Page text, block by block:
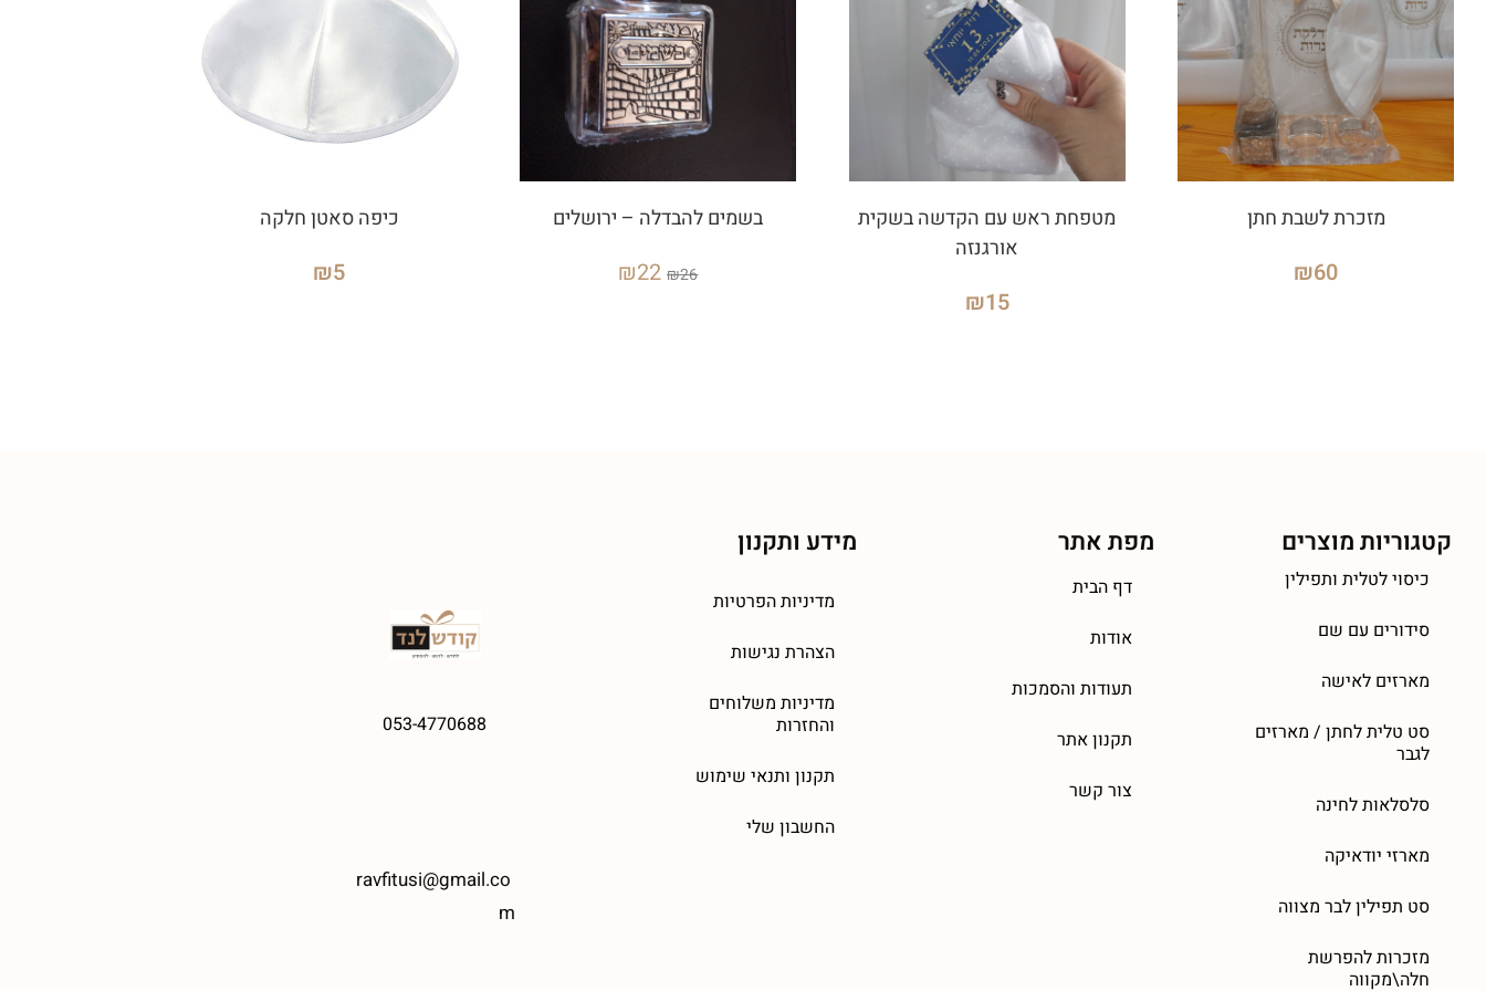
מזכרת לשבת חתן
₪60
מטפחת ראש עם הקדשה בשקית
אורגנזה
₪15
בשמים להבדלה – ירושלים
₪26
₪22
כיפה סאטן חלקה
₪5
קטגוריות מוצרים
כיסוי לטלית ותפילין
סידורים עם שם
מארזים לאישה
סט טלית לחתן / מארזים
לגבר
סלסלאות לחינה
מארזי יודאיקה
סט תפילין לבר מצווה
מזכרות להפרשת
חלה\מקווה
מפת אתר
דף הבית
אודות
תעודות והסמכות
תקנון אתר
צור קשר
מידע ותקנון
מדיניות הפרטיות
הצהרת נגישות
מדיניות משלוחים
והחזרות
תקנון ותנאי שימוש
החשבון שלי
053-4770688
ravfitusi@gmail.co
m